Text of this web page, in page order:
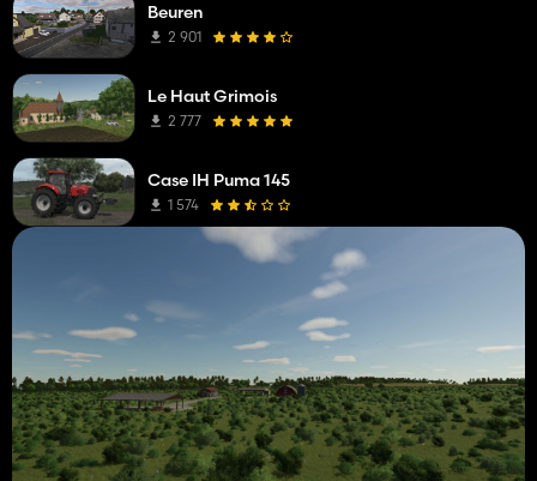
Beuren
2 901
Le Haut Grimois
2 777
Case IH Puma 145
1 574